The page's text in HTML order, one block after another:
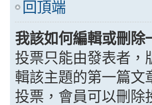
回頂端
我該如何編輯或刪除
投票只能由發表者，
輯該主題的第一篇文
投票，會員可以刪除